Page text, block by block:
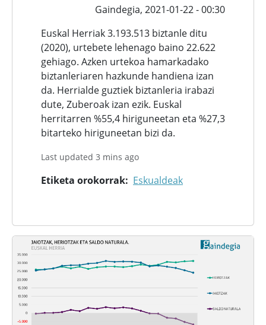
Gaindegia, 2021-01-22 - 00:30
Euskal Herriak 3.193.513 biztanle ditu
(2020), urtebete lehenago baino 22.622
gehiago. Azken urtekoa hamarkadako
biztanleriaren hazkunde handiena izan
da. Herrialde guztiek biztanleria irabazi
dute, Zuberoak izan ezik. Euskal
herritarren %55,4 hiriguneetan eta %27,3
bitarteko hiriguneetan bizi da.
Last updated 3 mins ago
Etiketa orokorrak Eskualdeak